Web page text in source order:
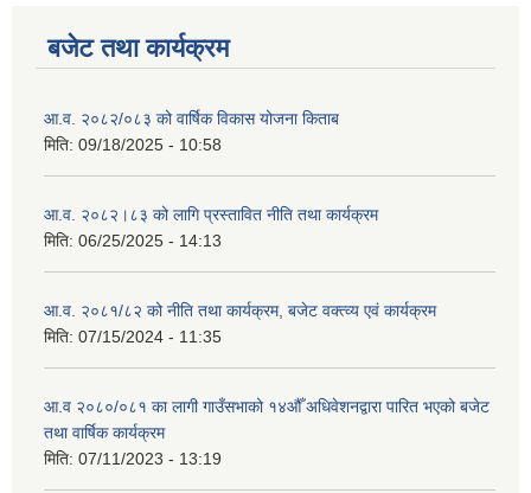
बजेट तथा कार्यक्रम
आ.व. २०८२/०८३ को वार्षिक विकास योजना किताब
मिति: 09/18/2025 - 10:58
आ.व. २०८२।८३ को लागि प्रस्तावित नीति तथा कार्यक्रम
मिति: 06/25/2025 - 14:13
आ.व. २०८१/८२ को नीति तथा कार्यक्रम, बजेट वक्त्व्य एवं कार्यक्रम
मिति: 07/15/2024 - 11:35
आ.व २०८०/०८१ का लागी गाउँसभाको १४औँ अधिवेशनद्वारा पारित भएको बजेट
तथा वार्षिक कार्यक्रम
मिति: 07/11/2023 - 13:19